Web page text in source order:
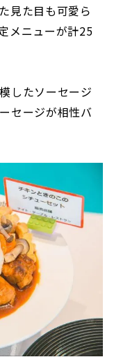
見た目も可愛ら
メニューが計25
したソーセージ
セージが相性バ